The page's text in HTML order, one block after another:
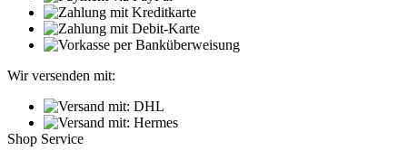
Wir versenden mit:
Shop Service